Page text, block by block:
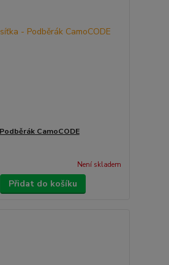
CamoCODE
Není skladem
Přidat do košíku